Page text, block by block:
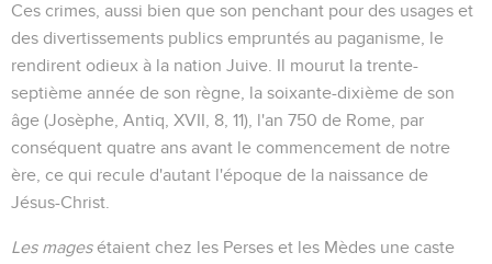
Ces crimes, aussi bien que son penchant pour des usages et
des divertissements publics empruntés au paganisme, le
rendirent odieux à la nation Juive. Il mourut la trente-
septième année de son règne, la soixante-dixième de son
âge (Josèphe, Antiq, XVII, 8, 11), l'an 750 de Rome, par
conséquent quatre ans avant le commencement de notre
ère, ce qui recule d'autant l'époque de la naissance de
Jésus-Christ.
Les magesétaient chez les Perses et les Mèdes une caste